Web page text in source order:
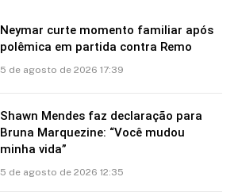
Neymar curte momento familiar após
polêmica em partida contra Remo
5 de agosto de 2026 17:39
Shawn Mendes faz declaração para
Bruna Marquezine: “Você mudou
minha vida”
5 de agosto de 2026 12:35